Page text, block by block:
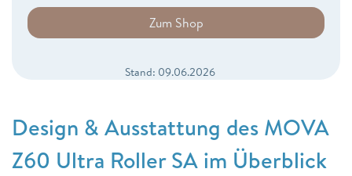
Zum Shop
Stand: 09.06.2026
Design & Ausstattung des MOVA
Z60 Ultra Roller SA im Überblick